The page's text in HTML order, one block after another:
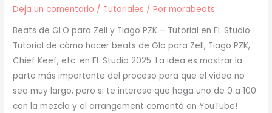
Deja un comentario / Tutoriales / Pormorabeats
Beats de GLO para Zell y Tiago PZK – Tutorial en FL Studio
Tutorial de cómo hacer beats de Glo para Zell, Tiago PZK,
Chief Keef, etc. en FL Studio 2025. La idea es mostrar la
parte más importante del proceso para que el video no
sea muy largo, pero si te interesa que haga uno de 0 a 100
con la mezcla y el arrangement comentá en YouTube!